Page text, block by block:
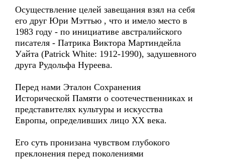
Осуществление целей завещания взял на себя
его друг Юри Мэттью , что и имело место в
1983 году - по инициативе австралийского
писателя - Патрика Виктора Мартиндейла
Уайта (Patrick White: 1912-1990), задушевного
друга Рудольфа Нуреева.
Перед нами Эталон Сохранения
Исторической Памяти о соотечественниках и
представителях культуры и искусства
Европы, определивших лицо ХХ века.
Его суть пронизана чувством глубокого
преклонения перед поколениями